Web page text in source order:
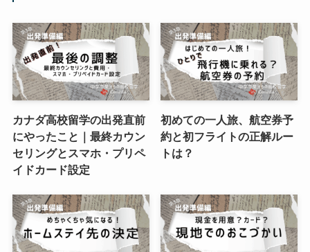
カナダ高校留学の出発直前
にやったこと｜最終カウン
セリングとスマホ・プリペ
イドカード設定
初めての一人旅、航空券予
約と初フライトの正解ルー
トは？